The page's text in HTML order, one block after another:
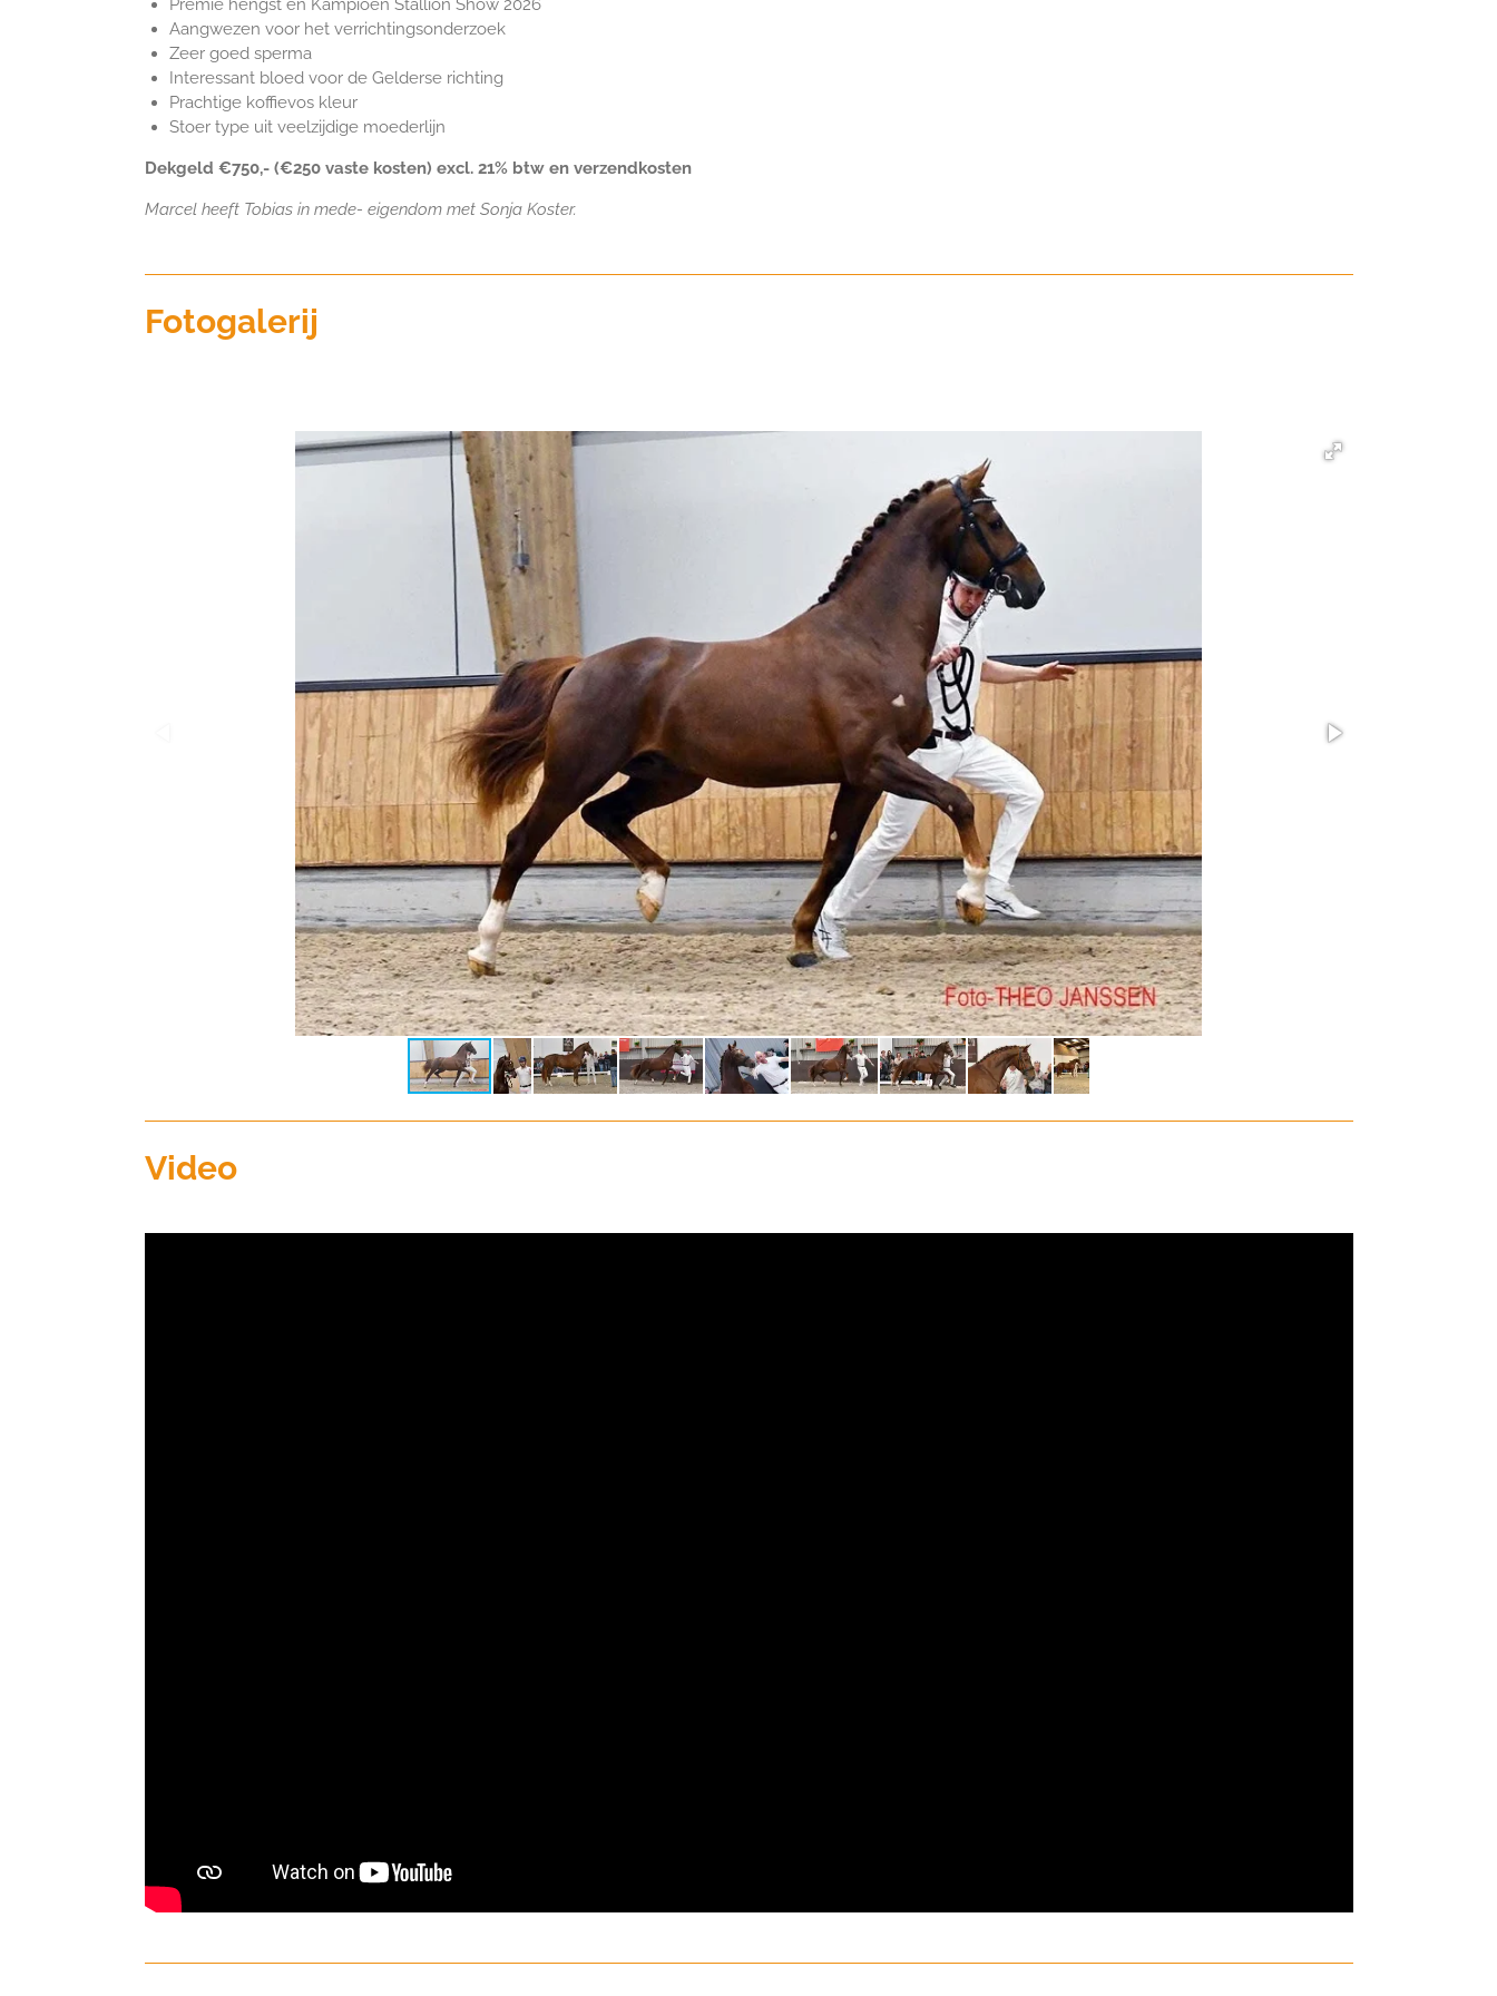
Aangwezen voor het verrichtingsonderzoek
Zeer goed sperma
Interessant bloed voor de Gelderse richting
Prachtige koffievos kleur
Stoer type uit veelzijdige moederlijn
Dekgeld €750,- (€250 vaste kosten) excl. 21% btw en verzendkosten
Marcel heeft Tobias in mede- eigendom met Sonja Koster.
Fotogalerij
Video